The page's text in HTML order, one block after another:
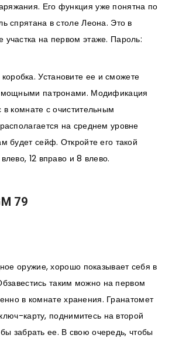
Его функция уже понятна по
спрятана в столе Леона. Это в
на первом этаже. Пароль:
Установите ее и сможете
мощными патронами. Модификация
в комнате с очистительным
на среднем уровне
будет сейф. Откройте его такой
12 вправо и 8 влево.
79
оружие, хорошо показывает себя в
таким можно на первом
в комнате хранения. Гранатомет
карту, поднимитесь на второй
забрать ее. В свою очередь, чтобы